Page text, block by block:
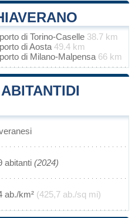
di Torino-Caselle 38.7 km
di Aosta 49.4 km
di Milano-Malpensa 66 km
abitanti (2024)
ab./km² (425,7 ab./sq mi)